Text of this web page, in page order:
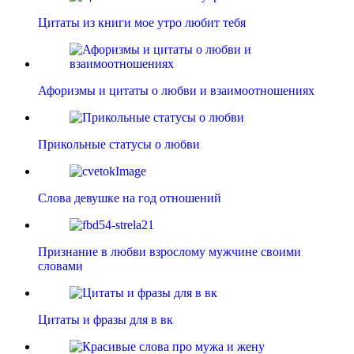
Цитаты из книги мое утро любит тебя
Афоризмы и цитаты о любви и взаимоотношениях
Прикольные статусы о любви
Слова девушке на год отношений
Признание в любви взрослому мужчине своими
словами
Цитаты и фразы для в вк